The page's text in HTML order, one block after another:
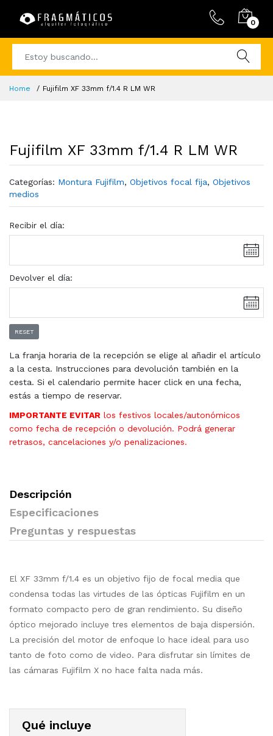
0
Home Fujifilm XF 33mm f/1.4 R LM WR
Fujifilm XF 33mm f/1.4 R LM WR
Categorías: Montura Fujifilm, Objetivos focal fija, Objetivos
medios
Recibir el día:
Devolver el día:
RESET
La franja horaria de la recepción se elige al añadir el artículo
a la cesta. Instrucciones para devolución también en la
cesta. Si el calendario permite hacer click en una fecha,
estás a tiempo de reservar.
IMPORTANTE EVITAR los festivos locales/autonómicos
como fecha de recepción o devolución. Podrá generar
retrasos, cancelaciones y/o penalizaciones.
Descripción
Especificaciones
Preguntas y respuestas
El XF 33mm f/1.4 es un objetivo fijo de focal media que
condensa todas las virtudes de las ópticas Fujifilm en un
formato compacto pero de gran rendimiento. Su diseño
óptico mejorado incluye tres elementos de baja dispersión.
La precisión del motor de enfoque lo hace ideal para uso
tanto de foto como de video. Para disfrutar sin límites de
las cámaras Fujifilm X no hace falta nada más.
Qué incluye